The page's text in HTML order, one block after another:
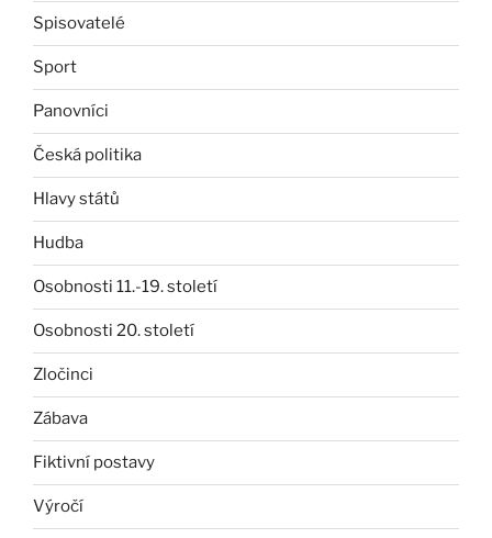
Spisovatelé
Sport
Panovníci
Česká politika
Hlavy států
Hudba
Osobnosti 11.-19. století
Osobnosti 20. století
Zločinci
Zábava
Fiktivní postavy
Výročí